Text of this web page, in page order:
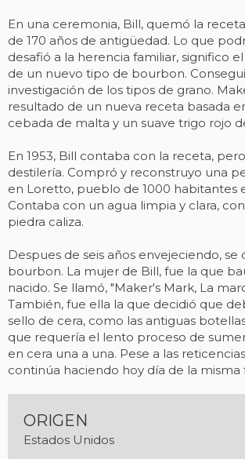
En una ceremonia, Bill, quemó la
de 170 años de antigüedad. Lo que
desafió a la herencia familiar, significo
de un nuevo tipo de bourbon.
investigación de los tipos de grano.
resultado de un nueva receta basada
cebada de malta y un suave trigo rojo
En 1953, Bill contaba con la receta,
destilería. Compró y reconstruyo una
en Loretto, pueblo de 1000 habitantes
Contaba con un agua limpia y clara,
piedra caliza.
Despues de seis años envejeciendo,
bourbon. La mujer de Bill, fue la que
nacido. Se llamó, "Maker's Mark, La
También, fue ella la que decidió que
sello de cera, como las antiguas
que requería el lento proceso de
en cera una a una. Pese a las
continúa haciendo hoy día de la misma
ORIGEN
Estados Unidos